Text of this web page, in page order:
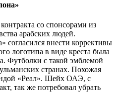
со спонсорами из
арабских людей.
согласился внести коррективы
логотипа в виде креста была
Футболки с такой эмблемой
странах. Похожая
«Реал». Шейх ОАЭ, с
так же потребовал убрать